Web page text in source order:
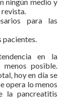
para las
en la
posible.
hoy en día se
opera lo menos
la pancreatitis